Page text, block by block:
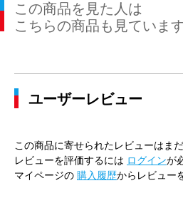
この商品を見た人は
こちらの商品も見ていま
ユーザーレビュー
この商品に寄せられたレビューはまだ
レビューを評価するには ログインが
マイページの 購入履歴からレビュー